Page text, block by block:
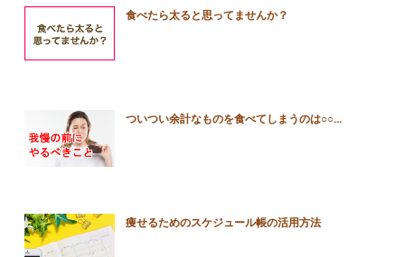
食べたら太ると思ってませんか？
ついつい余計なものを食べてしまうのは○○...
痩せるためのスケジュール帳の活用方法